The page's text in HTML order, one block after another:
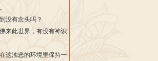
没有念头吗？
来此世界，有没有神识
这浊恶的环境里保持一